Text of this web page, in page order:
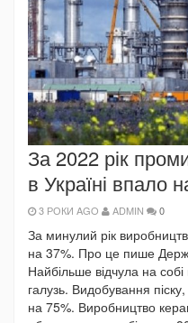
За 2022 рік
в Україні впало
3 РОКИ AGO ADMIN 0
За минулий рік
на 37%. Про це пише
Найбільше відчула на
галузь. Видобування
на 75%. Виробництво